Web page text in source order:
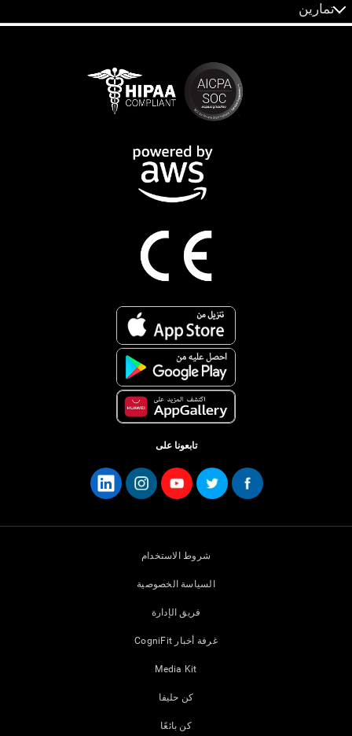
تمارين
تابعونا على
شروط الاستخدام
السياسة الخصوصية
فريق الإدارة
غرفة أخبار CogniFit
Media Kit
كن حليفا
كن بائعًا